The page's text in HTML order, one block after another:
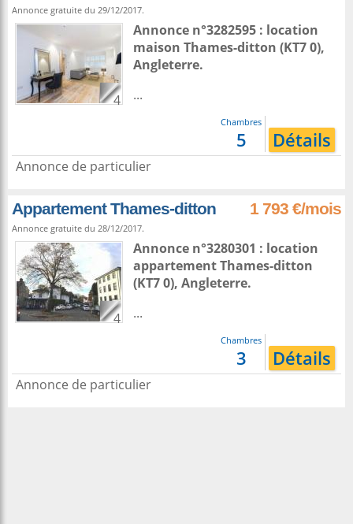
Annonce gratuite du 29/12/2017.
4
Annonce n°3282595 : location
maison Thames-ditton (KT7 0),
Angleterre.
...
Chambres
5 Détails
Annonce de particulier
Appartement Thames-ditton 1 793 €/mois
Annonce gratuite du 28/12/2017.
4
Annonce n°3280301 : location
appartementThames-ditton
(KT7 0), Angleterre.
...
Chambres
3 Détails
Annonce de particulier